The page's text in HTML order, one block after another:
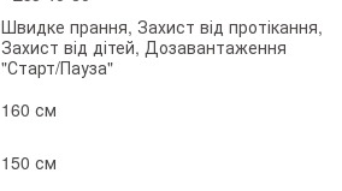
Швидке прання, Захист від протікання,
Захист від дітей, Дозавантаження
"Старт/Пауза"
160 см
150 см